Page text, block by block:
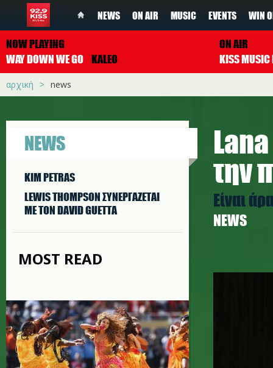
NEWS ON AIR MUSIC EVENTS WIN
NOW PLAYING
WAY DOWN WE GO KALEO
ON AIR
αρχική news
NEWS
KIM PETRAS
LEWIS THOMPSON ΣΥΝΕΡΓAΖΕΤΑΙ
ΜΕ ΤΟΝ DAVID GUETTA
MOST READ
την
Είναι
NEWS
l.jpg